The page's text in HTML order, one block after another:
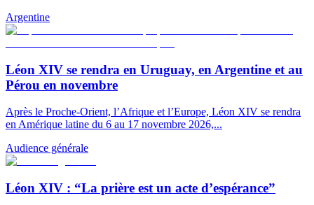
Argentine
Léon XIV se rendra en Uruguay, en Argentine et au
Pérou en novembre
Après le Proche-Orient, l’Afrique et l’Europe, Léon XIV se rendra
en Amérique latine du 6 au 17 novembre 2026,...
Audience générale
Léon XIV : “La prière est un acte d’espérance”